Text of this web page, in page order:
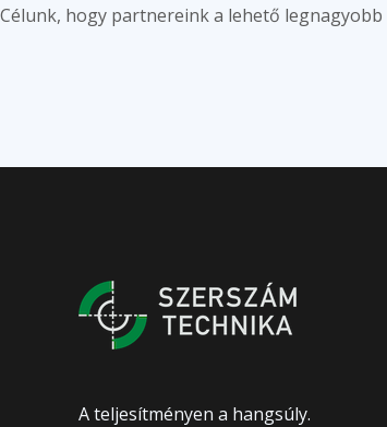
Célunk, hogy partnereink a lehető legnagyobb
A teljesítményen a hangsúly.